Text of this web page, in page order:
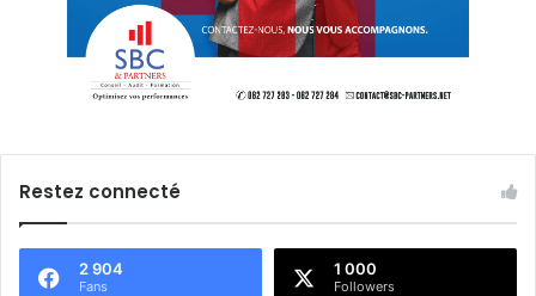
Restez connecté
2 904
Fans
1 000
Followers